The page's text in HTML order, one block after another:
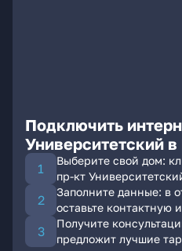
Подключить
Университетский в
Выберите свой дом:
пр-кт
Заполните данные: в
оставьте контактную
Получите
предложит лучшие